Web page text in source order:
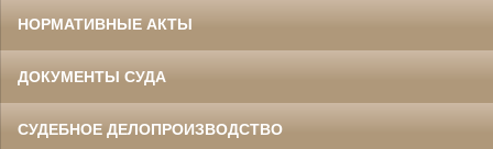
НОРМАТИВНЫЕ АКТЫ
ДОКУМЕНТЫ СУДА
СУДЕБНОЕ ДЕЛОПРОИЗВОДСТВО